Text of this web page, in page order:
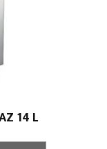
14 L